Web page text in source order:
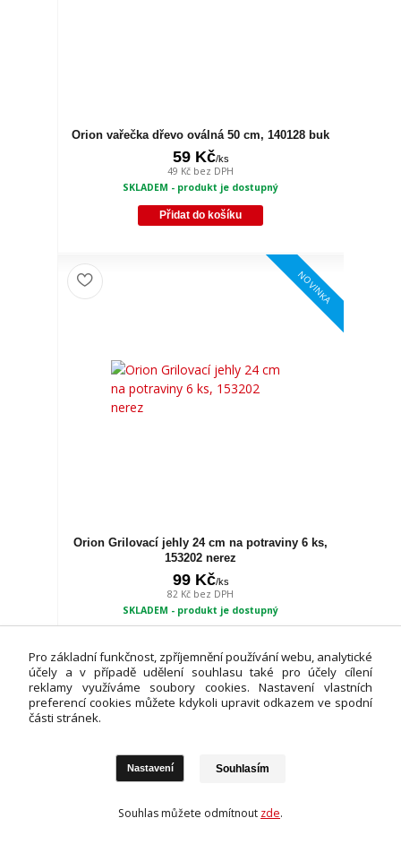
Orion vařečka dřevo oválná 50 cm, 140128 buk
59 Kč/ks
49 Kč bez DPH
SKLADEM - produkt je dostupný
Přidat do košíku
NOVINKA
Orion Grilovací jehly 24 cm na potraviny 6 ks,
153202 nerez
99 Kč/ks
82 Kč bez DPH
SKLADEM - produkt je dostupný
NOVINKA
Pro základní funkčnost, zpříjemnění používání webu, analytické
účely a v případě udělení souhlasu také pro účely cílení
reklamy využíváme soubory cookies. Nastavení vlastních
preferencí cookies můžete kdykoli upravit odkazem ve spodní
části stránek.
Nastavení Souhlasím
Souhlas můžete odmítnout zde.